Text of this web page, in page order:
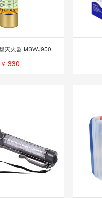
灭火器 MSWJ950
￥ 330